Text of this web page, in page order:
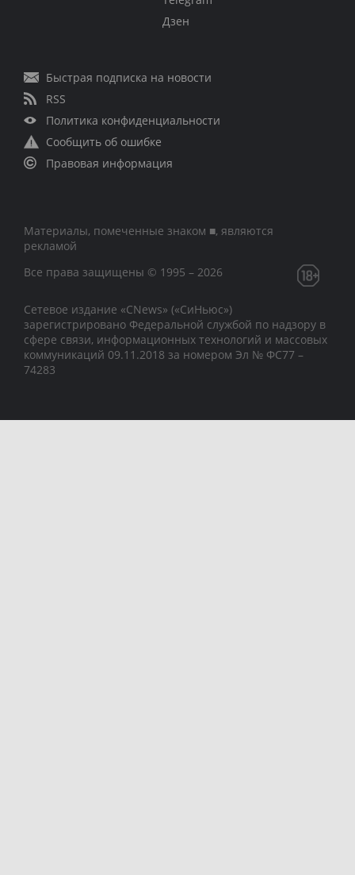
Дзен
Быстрая подписка на новости
RSS
Политика конфиденциальности
Сообщить об ошибке
Правовая информация
Материалы, помеченные знаком ■, являются
рекламой
Все права защищены © 1995 – 2026
Сетевое издание «CNews» («СиНьюс»)
зарегистрировано Федеральной службой по надзору в
сфере связи, информационных технологий и массовых
коммуникаций 09.11.2018 за номером Эл № ФС77 –
74283